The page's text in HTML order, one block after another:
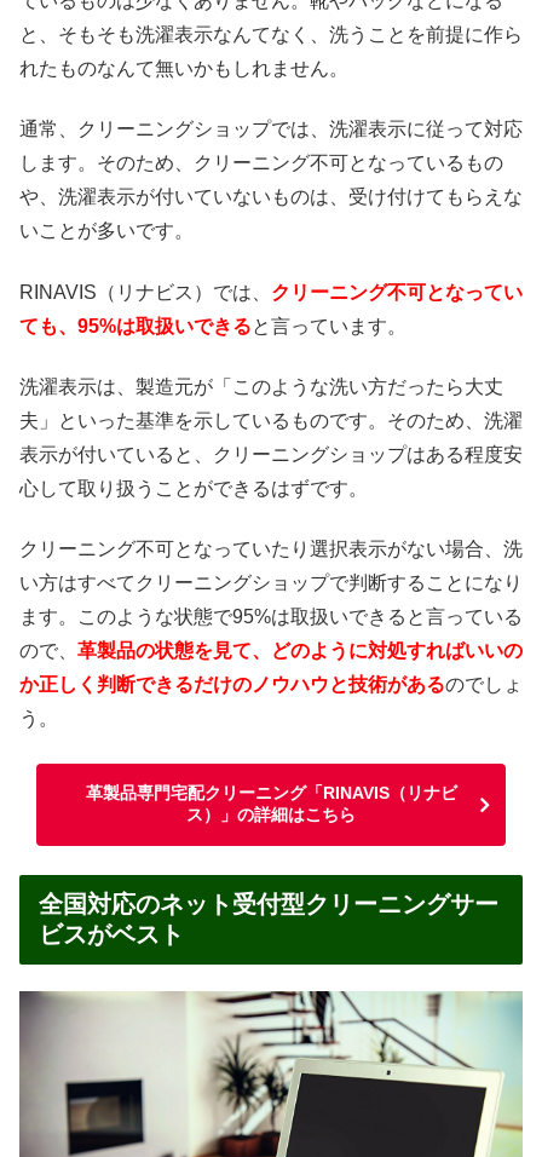
と、そもそも洗濯表示なんてなく、洗うことを前提に作ら
れたものなんて無いかもしれません。
通常、クリーニングショップでは、洗濯表示に従って対応
します。そのため、クリーニング不可となっているもの
や、洗濯表示が付いていないものは、受け付けてもらえな
いことが多いです。
RINAVIS（リナビス）では、 クリーニング不可となってい
ても、95%は取扱いできると言っています。
洗濯表示は、製造元が「このような洗い方だったら大丈
夫」といった基準を示しているものです。そのため、洗濯
表示が付いていると、クリーニングショップはある程度安
心して取り扱うことができるはずです。
クリーニング不可となっていたり選択表示がない場合、洗
い方はすべてクリーニングショップで判断することになり
ます。このような状態で95%は取扱いできると言っている
ので、 革製品の状態を見て、どのように対処すればいいの
か正しく判断できるだけのノウハウと技術があるのでしょ
う。
革製品専門宅配クリーニング「RINAVIS（リナビ
ス）」の詳細はこちら
全国対応のネット受付型クリーニングサー
ビスがベスト